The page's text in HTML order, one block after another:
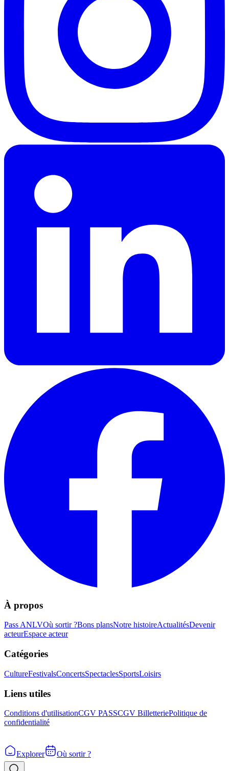
À propos
Pass ANLVOù sortir ?Bons plansNotre histoireActualitésDevenir
acteurEspace acteur
Catégories
CultureFestivalsConcertsSpectaclesSportsLoisirs
Liens utiles
Conditions d'utilisationCGV PASSCGV BilletteriePolitique de
confidentialité
Explorer Où sortir ?